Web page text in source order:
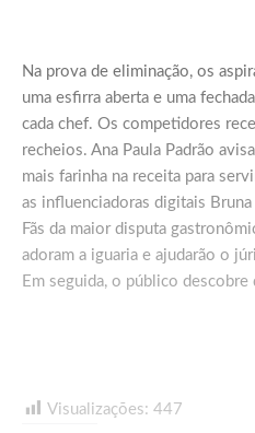
Na prova de eliminação, os
uma esfirra aberta e uma
cada chef. Os competidores
recheios. Ana Paula Padrão
mais farinha na receita para
as influenciadoras digitais
Fãs da maior disputa
adoram a iguaria e ajudarão o
Em seguida, o público descobre
Visualizações: 447